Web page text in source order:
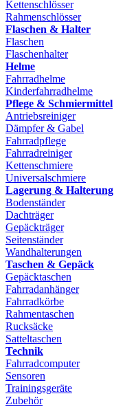
Kettenschlösser
Rahmenschlösser
Flaschen & Halter
Flaschen
Flaschenhalter
Helme
Fahrradhelme
Kinderfahrradhelme
Pflege & Schmiermittel
Antriebsreiniger
Dämpfer & Gabel
Fahrradpflege
Fahrradreiniger
Kettenschmiere
Universalschmiere
Lagerung & Halterung
Bodenständer
Dachträger
Gepäckträger
Seitenständer
Wandhalterungen
Taschen & Gepäck
Gepäcktaschen
Fahrradanhänger
Fahrradkörbe
Rahmentaschen
Rucksäcke
Satteltaschen
Technik
Fahrradcomputer
Sensoren
Trainingsgeräte
Zubehör